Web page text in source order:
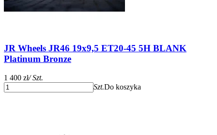
JR Wheels JR46 19x9,5 ET20-45 5H BLANK
Platinum Bronze
1 400 zł/ Szt.
Szt.Do koszyka